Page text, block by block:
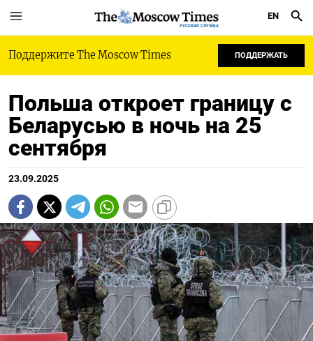
РУССКАЯ СЛУЖБА
EN
Поддержите The Moscow Times ПОДДЕРЖАТЬ
Польша откроет границу с
Беларусью в ночь на 25
сентября
23.09.2025